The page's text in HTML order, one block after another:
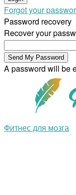
Forgot your
Password recovery
Recover your
A password will be
Фитнес для мозга